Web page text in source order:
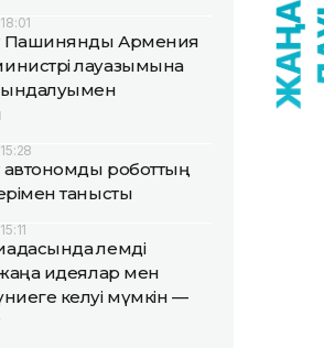
Пашинянды Армения
лауазымына
роботтың
танысты
әлемді
жаңа идеялар мен
келуі мүмкін —